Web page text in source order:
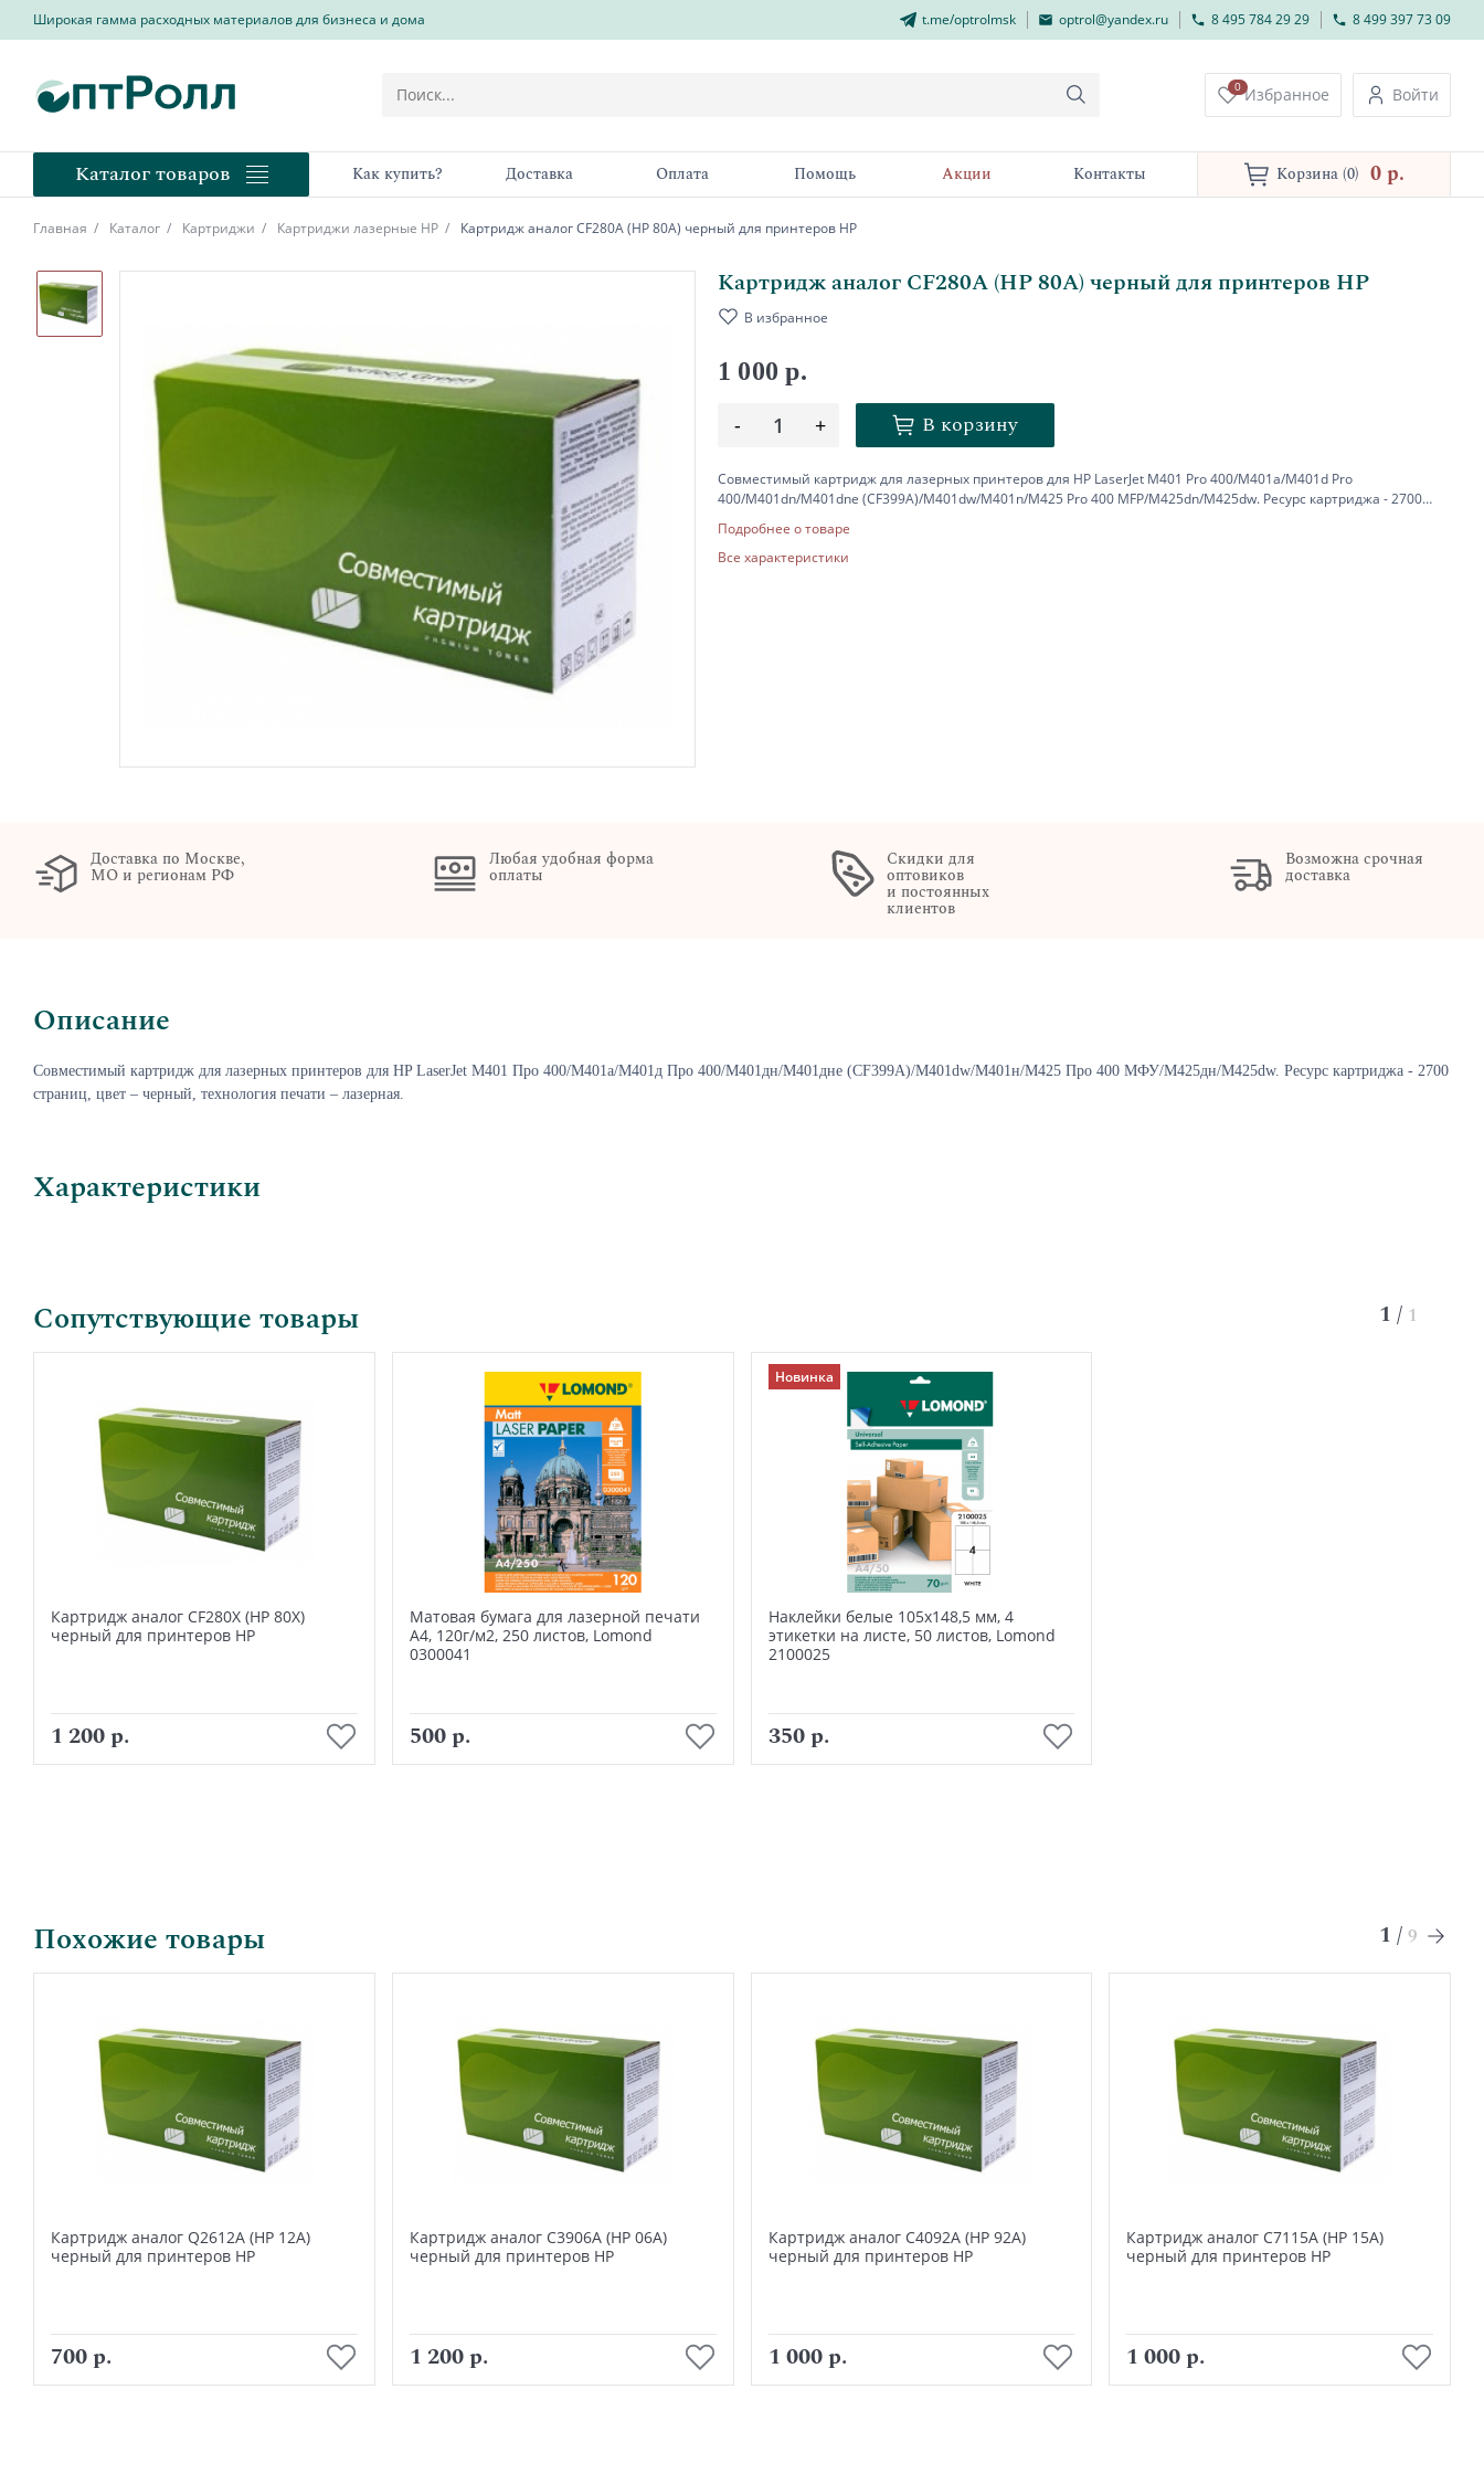
Широкая гамма расходных материалов для бизнеса и дома t.me/optrolmsk optrol@yandex.ru 8 495 784 29 29 8 499 397 73 09
0 Избранное Войти
Каталог товаров Как купить? Доставка Оплата Помощь Акции Контакты Корзина (0) 0 p.
Главная Каталог Картриджи Картриджи лазерные HP Картридж аналог CF280A (HP 80A) черный для принтеров HP
Картридж аналог CF280A (HP 80A) черный для принтеров HP
В избранное
1 000 р.
- 1 + В корзину
Совместимый картридж для лазерных принтеров для HP LaserJet M401 Pro 400/M401a/M401d Pro
400/M401dn/M401dne (CF399A)/M401dw/M401n/M425 Pro 400 MFP/M425dn/M425dw. Ресурс картриджа - 2700
Подробнее о товаре
Все характеристики
Доставка по Москве,
МО и регионам РФ
Любая удобная форма
оплаты
Скидки для
оптовиков
и постоянных
клиентов
Возможна срочная
доставка
Описание
Совместимый картридж для лазерных принтеров для HP LaserJet M401 Про 400/М401а/М401д Про 400/М401дн/М401дне (CF399A)/M401dw/М401н/М425 Про 400 МФУ/М425дн/M425dw. Ресурс картриджа - 2700
страниц, цвет – черный, технология печати – лазерная.
Характеристики
Сопутствующие товары 1 / 1
Картридж аналог CF280X (HP 80X)
черный для принтеров HP
1 200 р.
Матовая бумага для лазерной печати
А4, 120г/м2, 250 листов, Lomond
0300041
500 р.
Новинка
Наклейки белые 105х148,5 мм, 4
этикетки на листе, 50 листов, Lomond
2100025
350 р.
Похожие товары 1 / 9
Картридж аналог Q2612A (HP 12A)
черный для принтеров HP
700 р.
Картридж аналог C3906A (HP 06A)
черный для принтеров HP
1 200 р.
Картридж аналог C4092A (HP 92A)
черный для принтеров HP
1 000 р.
Картридж аналог C7115A (HP 15A)
черный для принтеров HP
1 000 р.